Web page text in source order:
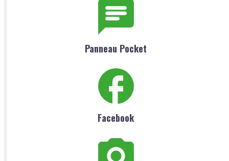
Panneau Pocket
Facebook